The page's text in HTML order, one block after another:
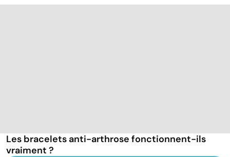
Les bracelets anti-arthrose fonctionnent-ils
vraiment ?